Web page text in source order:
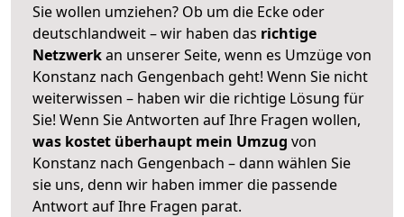
Sie wollen umziehen? Ob um die Ecke oder
deutschlandweit – wir haben das richtige
Netzwerkan unserer Seite, wenn es Umzüge von
Konstanz nach Gengenbach geht! Wenn Sie nicht
weiterwissen – haben wir die richtige Lösung für
Sie! Wenn Sie Antworten auf Ihre Fragen wollen,
was kostet überhaupt mein Umzug von
Konstanz nach Gengenbach – dann wählen Sie
sie uns, denn wir haben immer die passende
Antwort auf Ihre Fragen parat.